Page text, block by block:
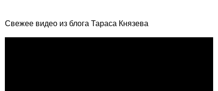
Свежее видео из блога Тараса Князева